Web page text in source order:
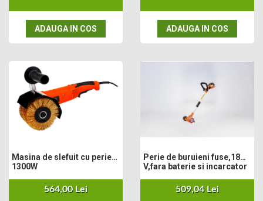
ADAUGA IN COS ADAUGA IN COS
Masina de slefuit cu perie
1300W
564,00 Lei
Perie de buruieni fuse,18
V,fara baterie si incarcator
509,04 Lei